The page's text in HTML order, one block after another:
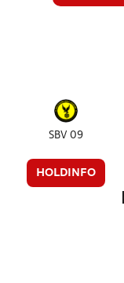
SBV 09
HOLDINFO